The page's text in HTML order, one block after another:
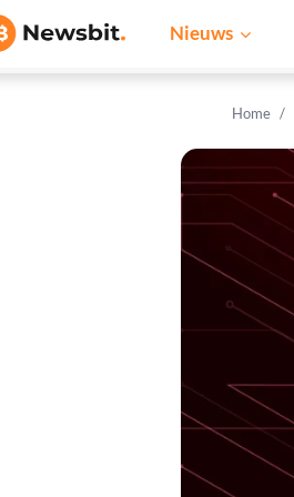
Nieuws
Home